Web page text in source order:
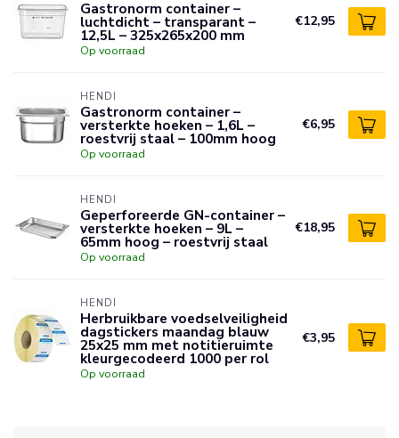
Gastronorm container –
luchtdicht – transparant –
12,5L – 325x265x200 mm
Op voorraad
€12,95
HENDI
Gastronorm container –
versterkte hoeken – 1,6L –
roestvrij staal – 100mm hoog
Op voorraad
€6,95
HENDI
Geperforeerde GN-container –
versterkte hoeken – 9L –
65mm hoog – roestvrij staal
Op voorraad
€18,95
HENDI
Herbruikbare voedselveiligheid
dagstickers maandag blauw
25x25 mm met notitieruimte
kleurgecodeerd 1000 per rol
Op voorraad
€3,95